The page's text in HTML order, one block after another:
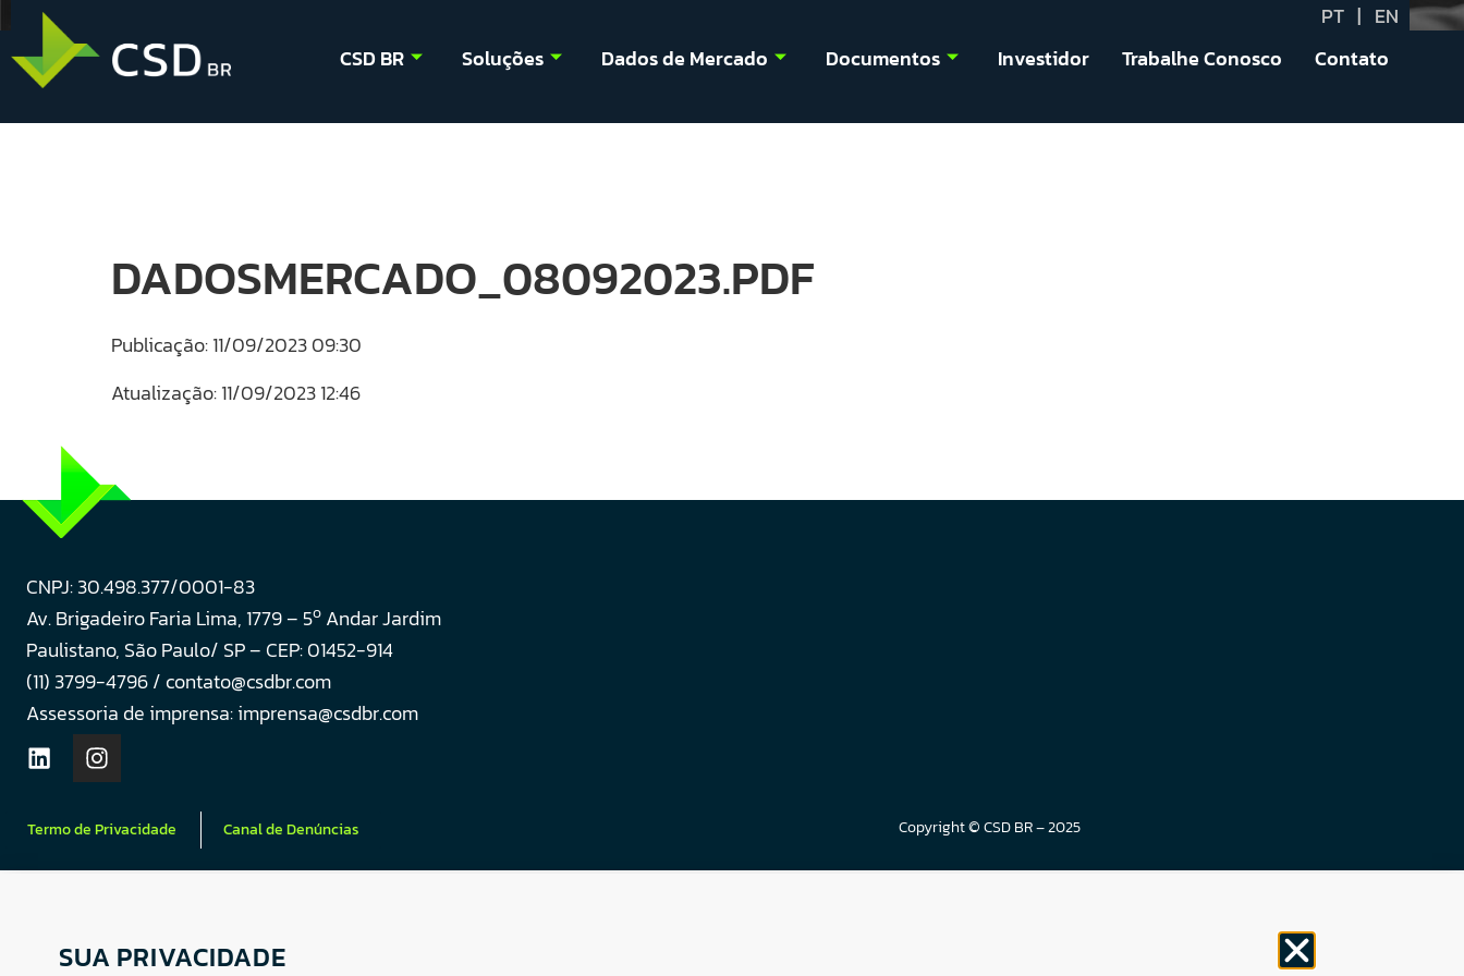
PT | EN
CSD BR
Soluções Dados de Mercado Documentos Investidor Trabalhe Conosco Contato
DADOSMERCADO_08092023.PDF
Publicação: 11/09/2023 09:30
Atualização: 11/09/2023 12:46
CNPJ: 30.498.377/0001-83
Av. Brigadeiro Faria Lima, 1779 – 5o Andar Jardim
Paulistano, São Paulo/ SP – CEP: 01452-914
(11) 3799-4796 / contato@csdbr.com
Assessoria de imprensa: imprensa@csdbr.com
Termo de Privacidade Canal de Denúncias Copyright © CSD BR – 2025
SUA PRIVACIDADE